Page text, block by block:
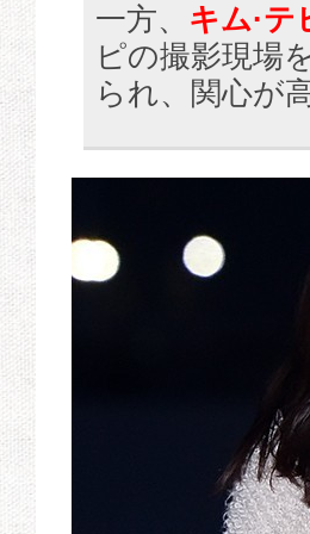
一方、 キム·テ
ピの撮影現場
られ、関心が